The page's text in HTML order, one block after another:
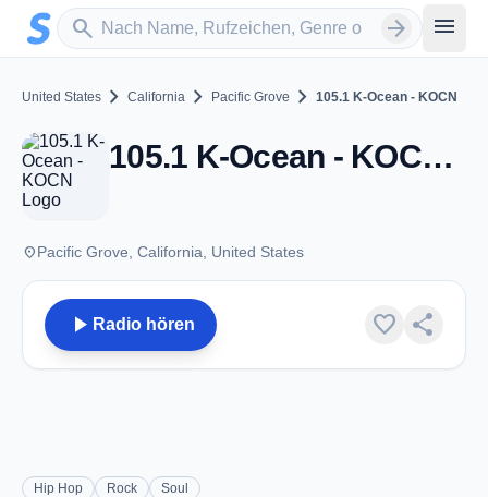
Zum Hauptinhalt springen
search
Sender suchen arrow_forward menu
United States chevron_right California chevron_right Pacific Grove chevron_right 105.1 K-Ocean - KOCN
105.1 K-Ocean - KOCN - FM 105.1 - Pacific Grove, CA
placePacific Grove, California, United States
play_arrow Radio hören favorite share
Hip Hop Rock Soul